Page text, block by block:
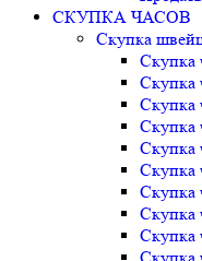
СКУПКА ЧАСОВ
Скупка
Скупка
Скупка
Скупка
Скупка
Скупка
Скупка
Скупка
Скупка
Скупка